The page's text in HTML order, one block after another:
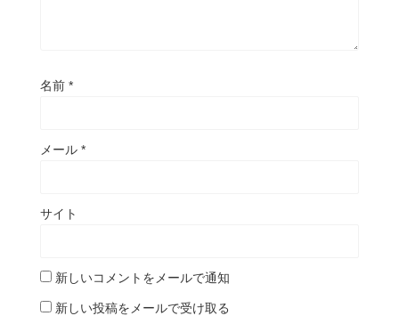
名前 *
メール *
サイト
新しいコメントをメールで通知
新しい投稿をメールで受け取る